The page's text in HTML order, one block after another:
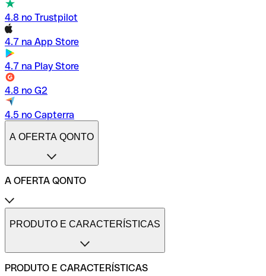
4.8 no Trustpilot
4.7 na App Store
4.7 na Play Store
4.8 no G2
4.5 no Capterra
A OFERTA QONTO
A OFERTA QONTO
Conta profissional online
Conta profissional para pequenas empresas
Métodos de pagamento
PRODUTO E CARACTERÍSTICAS
PRODUTO E CARACTERÍSTICAS